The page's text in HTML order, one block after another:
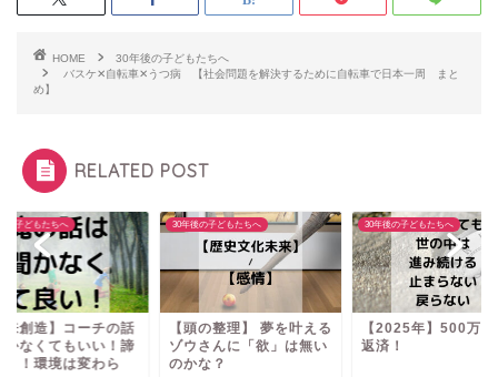
HOME
30年後の子どもたちへ
バスケ✕自転車✕うつ病 【社会問題を解決するために自転車で日本一周 まと
め】
RELATED POST
の子どもたちへ
来創造】コーチの話
かなくてもいい！諦
う！環境は変わら
30年後の子どもたちへ
【頭の整理】 夢を叶える
ゾウさんに「欲」は無い
のかな？
30年後の子どもたちへ
【2025年】500万
返済！